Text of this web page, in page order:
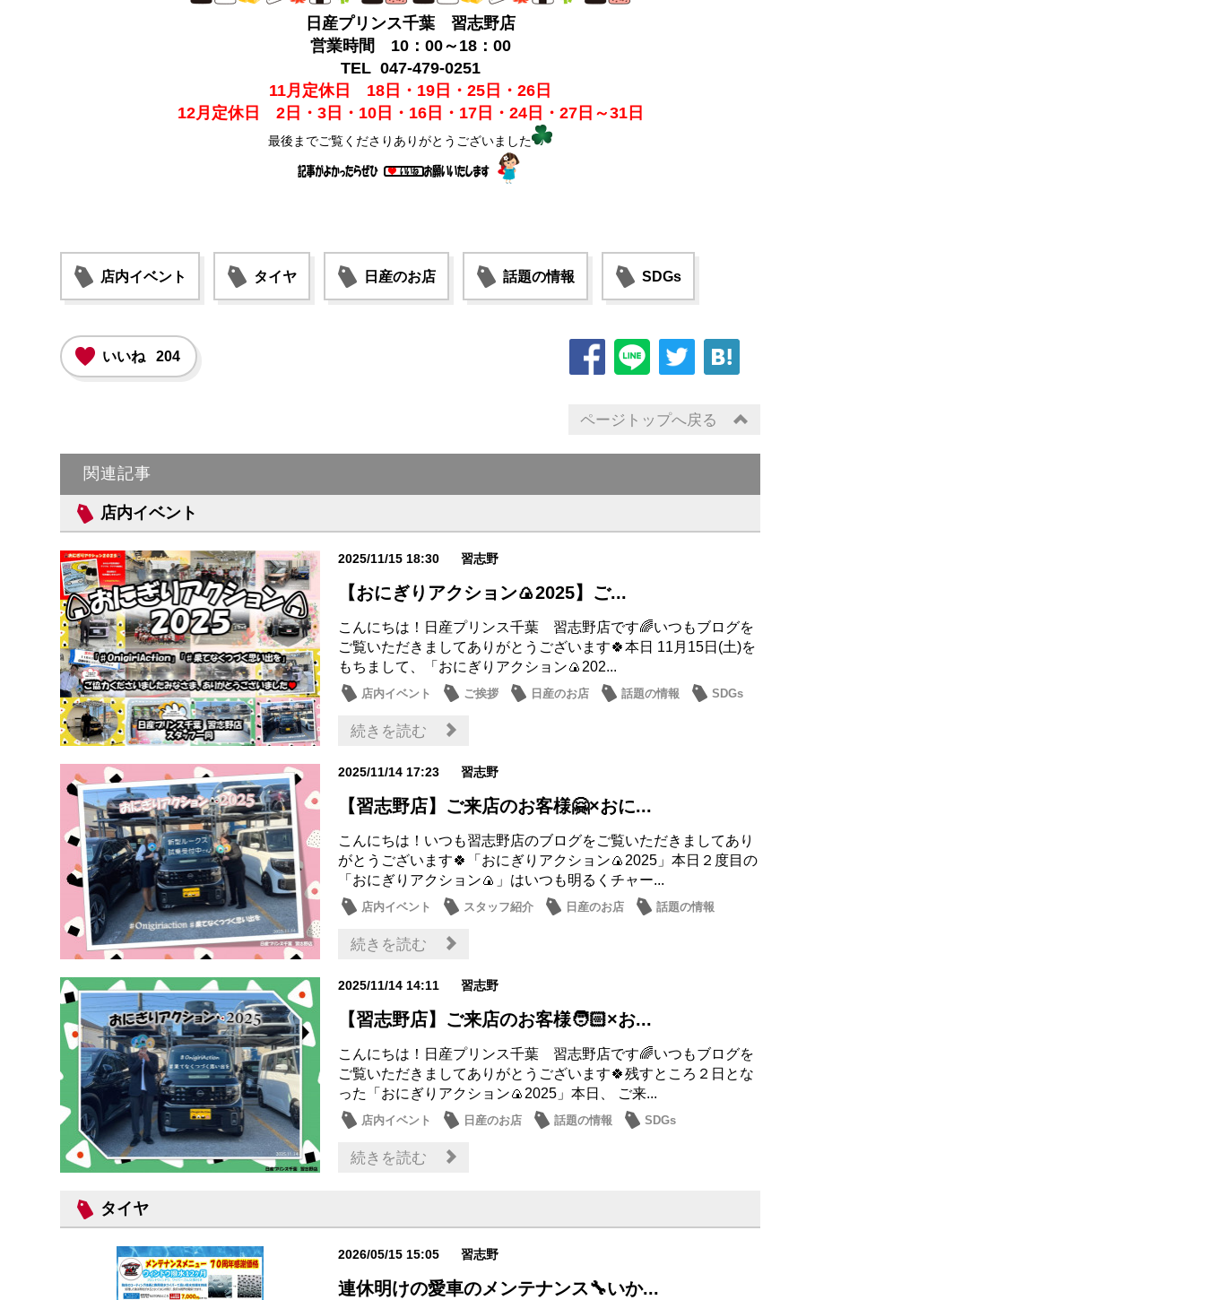
日産プリンス千葉 習志野店
営業時間 10：00～18：00
TEL 047-479-0251
11月定休日 18日・19日・25日・26日
12月定休日 2日・3日・10日・16日・17日・24日・27日～31日
最後までご覧くださりありがとうございました
店内イベント タイヤ 日産のお店 話題の情報 SDGs
いいね 204
ページトップへ戻る
関連記事
店内イベント
2025/11/15 18:30 習志野
【おにぎりアクション🍙2025】ご...
こんにちは！日産プリンス千葉 習志野店です🌈いつもブログを
ご覧いただきましてありがとうございます🍀本日 11月15日(土)を
もちまして、「おにぎりアクション🍙202...
店内イベント ご挨拶 日産のお店 話題の情報 SDGs
続きを読む
2025/11/14 17:23 習志野
【習志野店】ご来店のお客様🤗×おに...
こんにちは！いつも習志野店のブログをご覧いただきましてあり
がとうございます🍀「おにぎりアクション🍙2025」本日２度目の
「おにぎりアクション🍙」はいつも明るくチャー...
店内イベント スタッフ紹介 日産のお店
話題の情報
続きを読む
2025/11/14 14:11 習志野
【習志野店】ご来店のお客様🧑🏻×お...
こんにちは！日産プリンス千葉 習志野店です🌈いつもブログを
ご覧いただきましてありがとうございます🍀残すところ２日とな
った「おにぎりアクション🍙2025」本日、 ご来...
店内イベント 日産のお店 話題の情報 SDGs
続きを読む
タイヤ
2026/05/15 15:05 習志野
連休明けの愛車のメンテナンス🔧いか...